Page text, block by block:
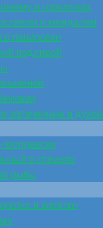
в горшочках
и миндалем
панировке
подливой
запеченные в
в специях
рыбы
и кипятке